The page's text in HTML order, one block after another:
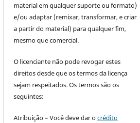
material em qualquer suporte ou formato)
e/ou adaptar (remixar, transformar, e criar
a partir do material) para qualquer fim,
mesmo que comercial.
O licenciante não pode revogar estes
direitos desde que os termos da licença
sejam respeitados. Os termos são os
seguintes:
Atribuição – Você deve dar ocrédito